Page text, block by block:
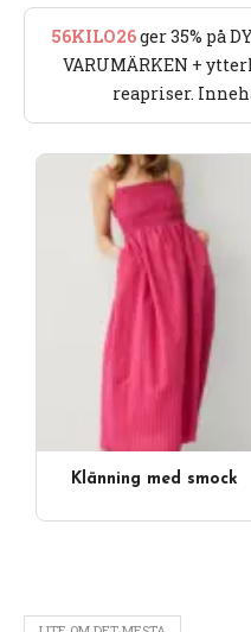
56KILO26ger 35% på
VARUMÄRKEN +
reapriser.
Videoinnehåll
Klänning med smock